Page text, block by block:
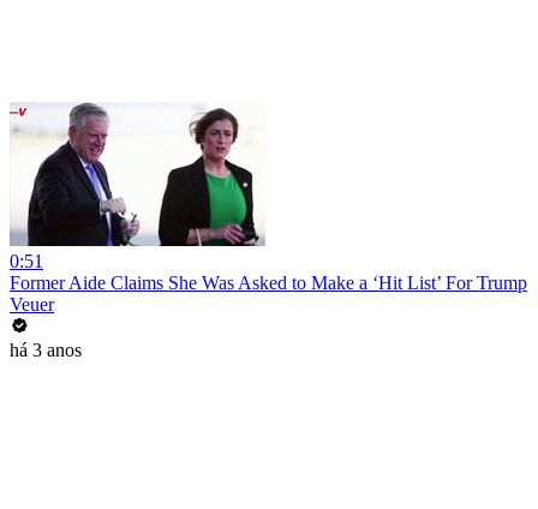
0:51
Former Aide Claims She Was Asked to Make a ‘Hit List’ For Trump
Veuer
há 3 anos